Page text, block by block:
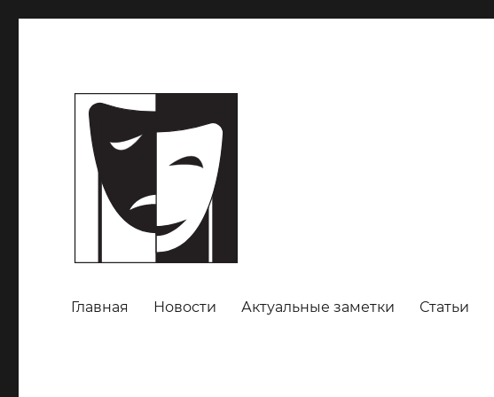
Главная Новости Актуальные заметки Статьи